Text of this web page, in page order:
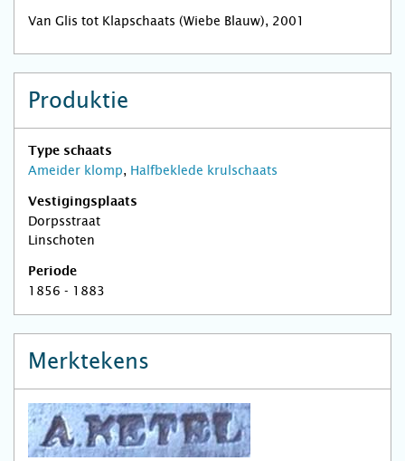
Van Glis tot Klapschaats (Wiebe Blauw), 2001
Produktie
Type schaats
Ameider klomp, Halfbeklede krulschaats
Vestigingsplaats
Dorpsstraat
Linschoten
Periode
1856 - 1883
Merktekens